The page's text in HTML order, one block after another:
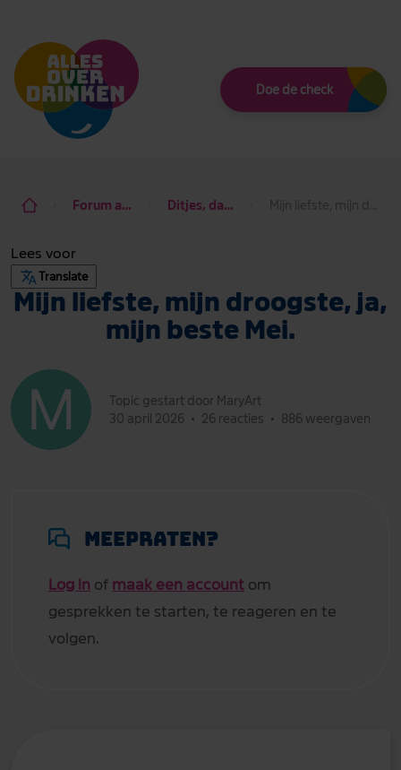
Doe de check
Forum alcohol de baas Ditjes, datjes & dagdraad
Lees voor
Translate
Mijn liefste, mijn droogste, ja,
mijn beste Mei.
Topic gestart door MaryArt
30 april 2026
• 26 reacties • 886 weergaven
Meepraten?
Log in of maak een account om
gesprekken te starten, te reageren en te
volgen.